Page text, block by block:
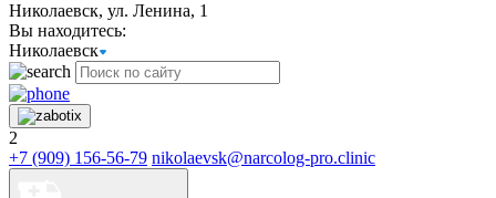
Николаевск, ул. Ленина, 1
Вы находитесь:
Николаевск
2
+7 (909) 156-56-79 nikolaevsk@narcolog-pro.clinic